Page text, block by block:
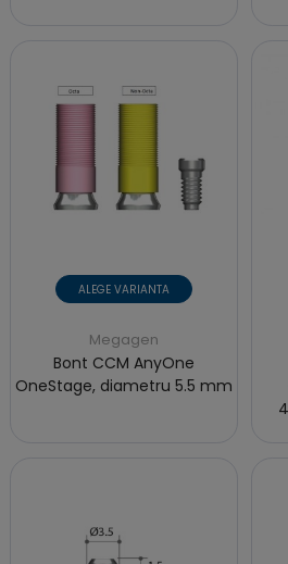
ALEGE VARIANTA
Megagen
Bont CCM AnyOne
OneStage, diametru 5.5 mm